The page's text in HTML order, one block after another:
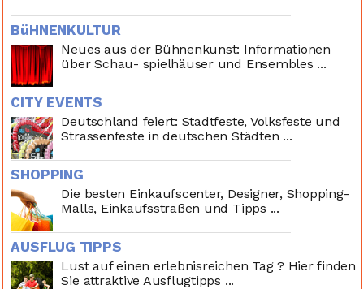
BüHNENKULTUR
Neues aus der Bühnenkunst: Informationen
über Schau- spielhäuser und Ensembles ...
CITY EVENTS
Deutschland feiert: Stadtfeste, Volksfeste und
Strassenfeste in deutschen Städten ...
SHOPPING
Die besten Einkaufscenter, Designer, Shopping-
Malls, Einkaufsstraßen und Tipps ...
AUSFLUG TIPPS
Lust auf einen erlebnisreichen Tag ? Hier finden
Sie attraktive Ausflugtipps ...